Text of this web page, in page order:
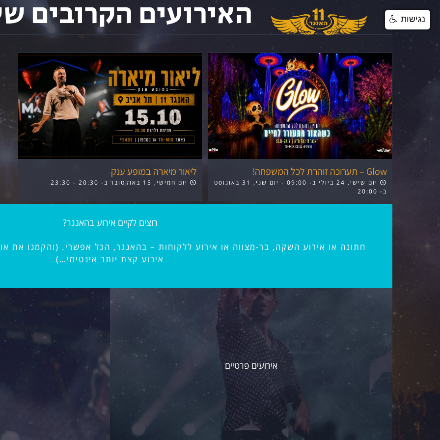
Skip
האירועים הקרובים
Glow – תערוכה זוהרת לכל המשפחה!
יום שישי, 24 ביולי ב- 09:00 -
יום שני, 31 באוגוסט
ב- 20:00
ליאור מיארה במופע ענק
יום חמישי, 15 באוקטובר ב- 20:30 -
23:30
רוצים לקיים אירוע בהאנגר?
חתונה או אירוע השקה, בר-מצווה או אירוע ללקוחות – בהאנגר, הכל אפשרי. (והקמנו את
אירוע קצת יותר אינטימי…)
אירועים פרטיים
נגישות